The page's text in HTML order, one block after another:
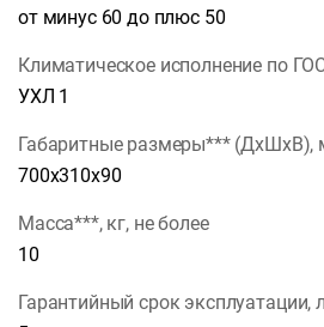
от минус 60 до плюс 50
Климатическое исполнение по
УХЛ 1
Габаритные размеры*** (ДхШхВ),
700х310х90
Масса***, кг, не более
10
Гарантийный срок эксплуатации,